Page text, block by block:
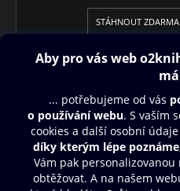
STÁHNOUT ZDARMA
Obsah ke stažení
Moje O2 Knihovna
Další zábava